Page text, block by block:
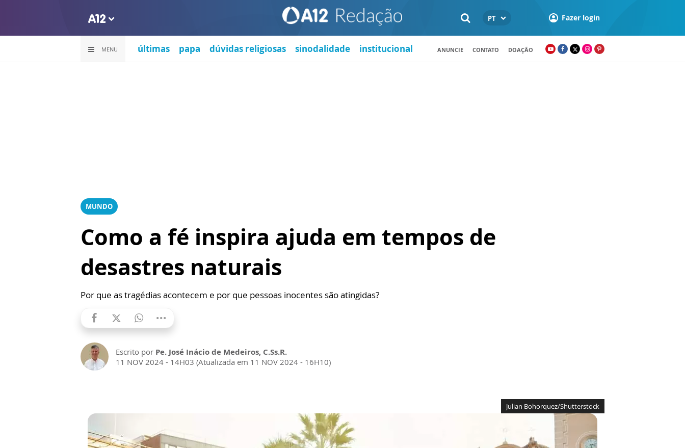
PT Fazer login
MENU últimas papa dúvidas religiosas sinodalidade institucional ANUNCIE CONTATO DOAÇÃO
MUNDO
Como a fé inspira ajuda em tempos de
desastres naturais
Por que as tragédias acontecem e por que pessoas inocentes são atingidas?
Escrito por Pe. José Inácio de Medeiros, C.Ss.R.
11 NOV 2024 - 14H03 (Atualizada em 11 NOV 2024 - 16H10)
Julian Bohorquez/Shutterstock